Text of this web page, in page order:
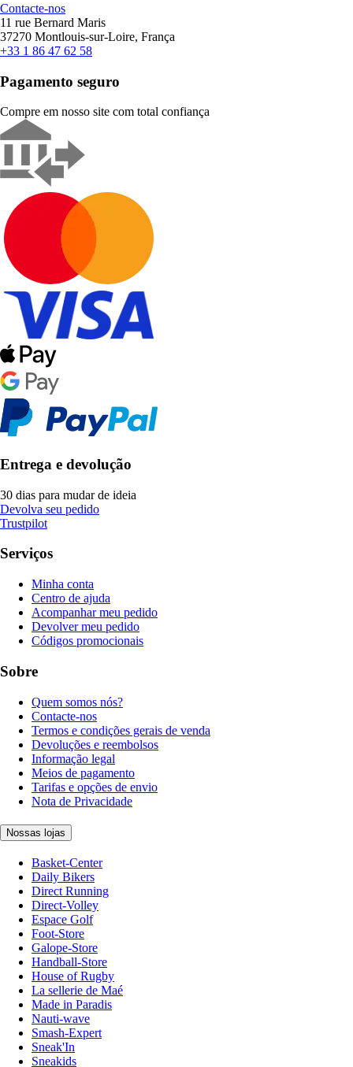
Contacte-nos
11 rue Bernard Maris
37270 Montlouis-sur-Loire, França
+33 1 86 47 62 58
Pagamento seguro
Compre em nosso site com total confiança
Entrega e devolução
30 dias para mudar de ideia
Devolva seu pedido
Trustpilot
Serviços
Minha conta
Centro de ajuda
Acompanhar meu pedido
Devolver meu pedido
Códigos promocionais
Sobre
Quem somos nós?
Contacte-nos
Termos e condições gerais de venda
Devoluções e reembolsos
Informação legal
Meios de pagamento
Tarifas e opções de envio
Nota de Privacidade
Nossas lojas
Basket-Center
Daily Bikers
Direct Running
Direct-Volley
Espace Golf
Foot-Store
Galope-Store
Handball-Store
House of Rugby
La sellerie de Maé
Made in Paradis
Nauti-wave
Smash-Expert
Sneak'In
Sneakids